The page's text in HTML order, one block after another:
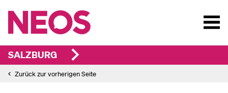
SALZBURG
Zurück zur vorherigen Seite